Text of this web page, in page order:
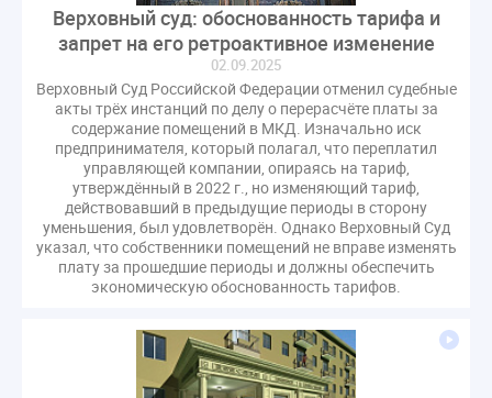
Праздники
РКЦ
Разъяснения
Регулирование Малахов
Резолюция
Рейтинг
Собрание собственников
Соглашение о сотрудничестве
Статья
Стратегия развития ЖКХ 2030
Судебная практика ЖКХ
Требования
Форум
Цифорвизация
арендатор
вентиляционные каналы
внеплановые проверки
вода
выбор УК
гарантийная управляющая компания
демоэкзамен
депутаты
дисквалификация
документ
Верховный суд: обоснованность тарифа и
запрет на его ретроактивное изменение
02.09.2025
Верховный Суд Российской Федерации отменил судебные
акты трёх инстанций по делу о перерасчёте платы за
содержание помещений в МКД. Изначально иск
предпринимателя, который полагал, что переплатил
управляющей компании, опираясь на тариф,
утверждённый в 2022 г., но изменяющий тариф,
действовавший в предыдущие периоды в сторону
уменьшения, был удовлетворён. Однако Верховный Суд
указал, что собственники помещений не вправе изменять
плату за прошедшие периоды и должны обеспечить
экономическую обоснованность тарифов.